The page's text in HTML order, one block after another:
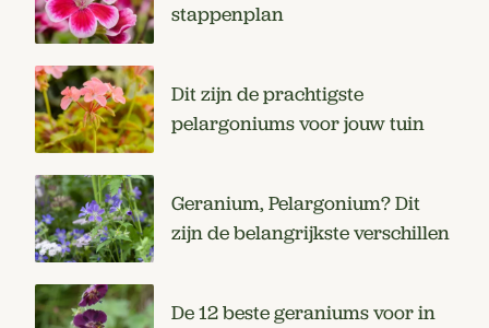
stappenplan
Dit zijn de prachtigste
pelargoniums voor jouw tuin
Geranium, Pelargonium? Dit
zijn de belangrijkste verschillen
De 12 beste geraniums voor in